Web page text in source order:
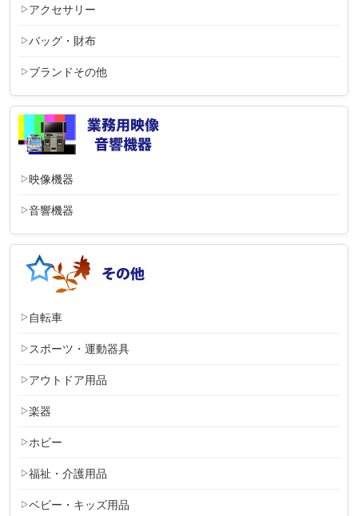
アクセサリー
バッグ・財布
ブランドその他
映像機器
音響機器
自転車
スポーツ・運動器具
アウトドア用品
楽器
ホビー
福祉・介護用品
ベビー・キッズ用品